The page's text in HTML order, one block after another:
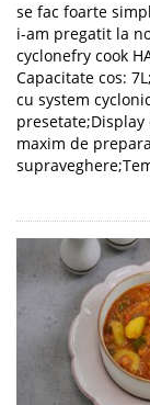
se fac foarte
i-am pregatit la
cyclonefry cook
Capacitate cos:
cu system
maxim de